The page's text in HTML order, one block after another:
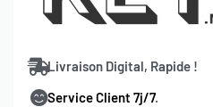
Livraison Digital, Rapide !
Service Client 7j/7.